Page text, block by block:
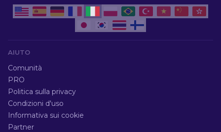
AIUTO
Comunità
PRO
Politica sulla privacy
Condizioni d'uso
Informativa sui cookie
Partner